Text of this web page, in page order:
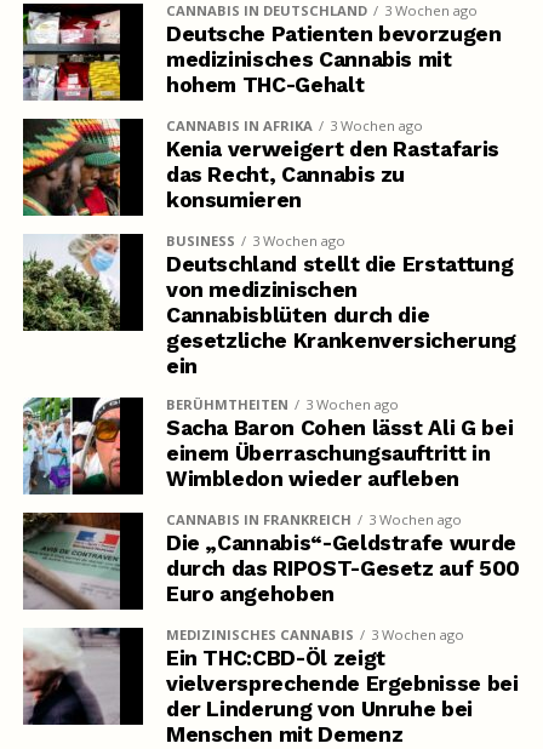
CANNABIS IN DEUTSCHLAND 3 Wochen ago
Deutsche Patienten bevorzugen
medizinisches Cannabis mit
hohem THC-Gehalt
CANNABIS IN AFRIKA 3 Wochen ago
Kenia verweigert den Rastafaris
das Recht, Cannabis zu
konsumieren
BUSINESS 3 Wochen ago
Deutschland stellt die Erstattung
von medizinischen
Cannabisblüten durch die
gesetzliche Krankenversicherung
ein
BERÜHMTHEITEN 3 Wochen ago
Sacha Baron Cohen lässt Ali G bei
einem Überraschungsauftritt in
Wimbledon wieder aufleben
CANNABIS IN FRANKREICH 3 Wochen ago
Die „Cannabis“-Geldstrafe wurde
durch das RIPOST-Gesetz auf 500
Euro angehoben
MEDIZINISCHES CANNABIS 3 Wochen ago
Ein THC:CBD-Öl zeigt
vielversprechende Ergebnisse bei
der Linderung von Unruhe bei
Menschen mit Demenz